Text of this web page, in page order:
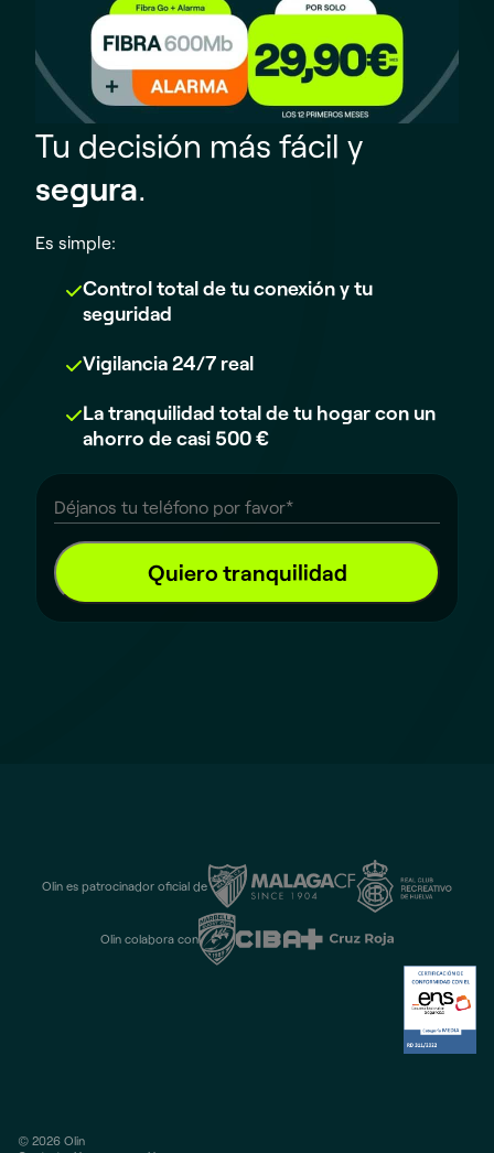
Tu decisión más fácil y
segura.
Es simple:
Control total de tu conexión y tu
seguridad
Vigilancia 24/7 real
La tranquilidad total de tu hogar con un
ahorro de casi 500 €
Olin es patrocinador oficial de
Olin colabora con
© 2026 Olin